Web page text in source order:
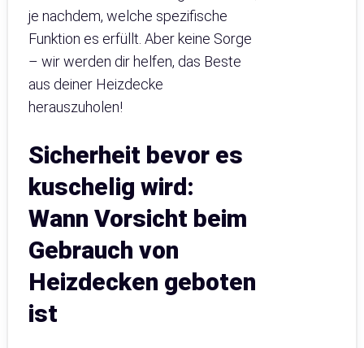
je nachdem, welche spezifische
Funktion es erfüllt. Aber keine Sorge
– wir werden dir helfen, das Beste
aus deiner Heizdecke
herauszuholen!
Sicherheit bevor es
kuschelig wird:
Wann Vorsicht beim
Gebrauch von
Heizdecken geboten
ist